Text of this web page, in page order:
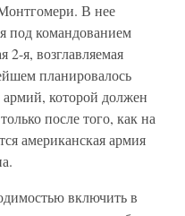
В нее
под командованием
2-я, возглавляемая
планировалось
которой должен
после того, как на
американская армия
включить в